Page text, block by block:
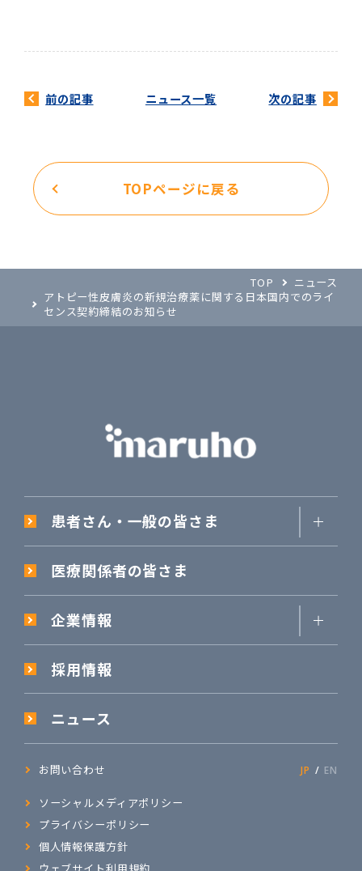
TOP
ニュース
アトピー性皮膚炎の新規治療薬に関する日本国内でのライ
センス契約締結のお知らせ
前の記事 ニュース一覧 次の記事
TOPページに戻る
患者さん・一般の皆さま
医療関係者の皆さま
企業情報
採用情報
ニュース
お問い合わせ JP EN
ソーシャルメディアポリシー
プライバシーポリシー
個人情報保護方針